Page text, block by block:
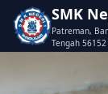
SMK
Patreman,
Tengah 56152